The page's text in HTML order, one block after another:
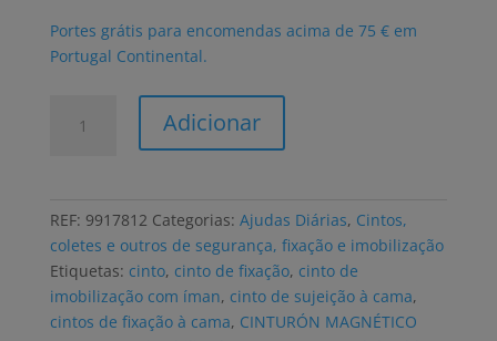
Portes grátis para encomendas acima de 75 € em
Portugal Continental.
abdominal
cama
MH
Adicionar
REF: 9917812 Categorias: Ajudas Diárias, Cintos,
coletes e outros de segurança, fixação e imobilização
Etiquetas: cinto, cinto de fixação, cinto de
imobilização com íman, cinto de sujeição à cama,
cintos de fixação à cama, CINTURÓN MAGNÉTICO